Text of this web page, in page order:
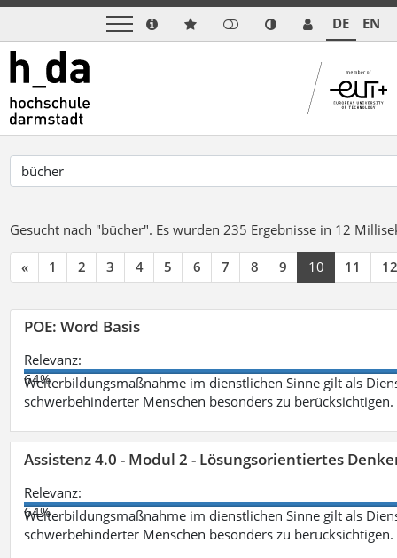
DE EN
Gesucht nach "bücher". Es wurden 235 Ergebnisse in 12
« 1 2 3 4 5 6 7 8 9 10 11 12
POE: Word Basis
Relevanz:
64%
Weiterbildungsmaßnahme im dienstlichen Sinne gilt als
schwerbehinderter Menschen besonders zu berücksichtigen.
Assistenz 4.0 - Modul 2 - Lösungsorientiertes
Relevanz:
64%
Weiterbildungsmaßnahme im dienstlichen Sinne gilt als
schwerbehinderter Menschen besonders zu berücksichtigen.